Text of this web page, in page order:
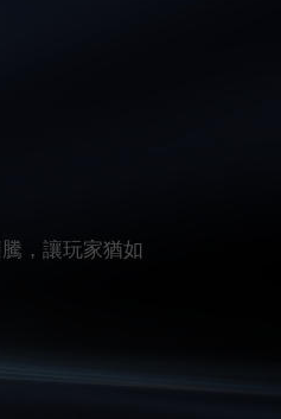
，讓玩家猶如